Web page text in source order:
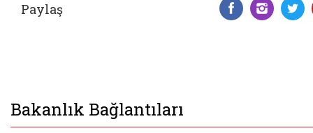
Paylaş
Bakanlık Bağlantıları